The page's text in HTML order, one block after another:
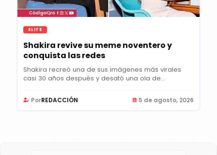
ELITE
Shakira revive su meme noventero y
conquista las redes
Shakira recreó una de sus imágenes más virales
casi 30 años después y desató una ola de
PorREDACCIÓN 5 de agosto, 2026